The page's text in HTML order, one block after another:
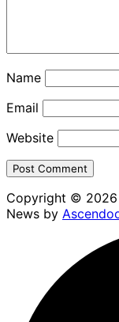
Name
Email
Website
Copyright © 2026
News by